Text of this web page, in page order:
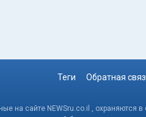
Теги Обратная
на сайте NEWSru.co.il , охраняются